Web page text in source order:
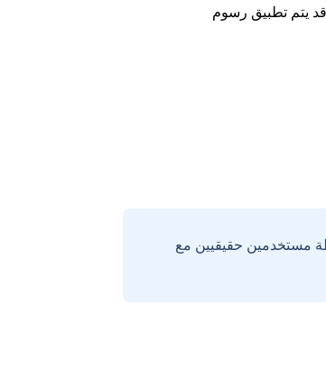
قد يتم تطبيق رسوم
مستخدمين حقيقيين مع